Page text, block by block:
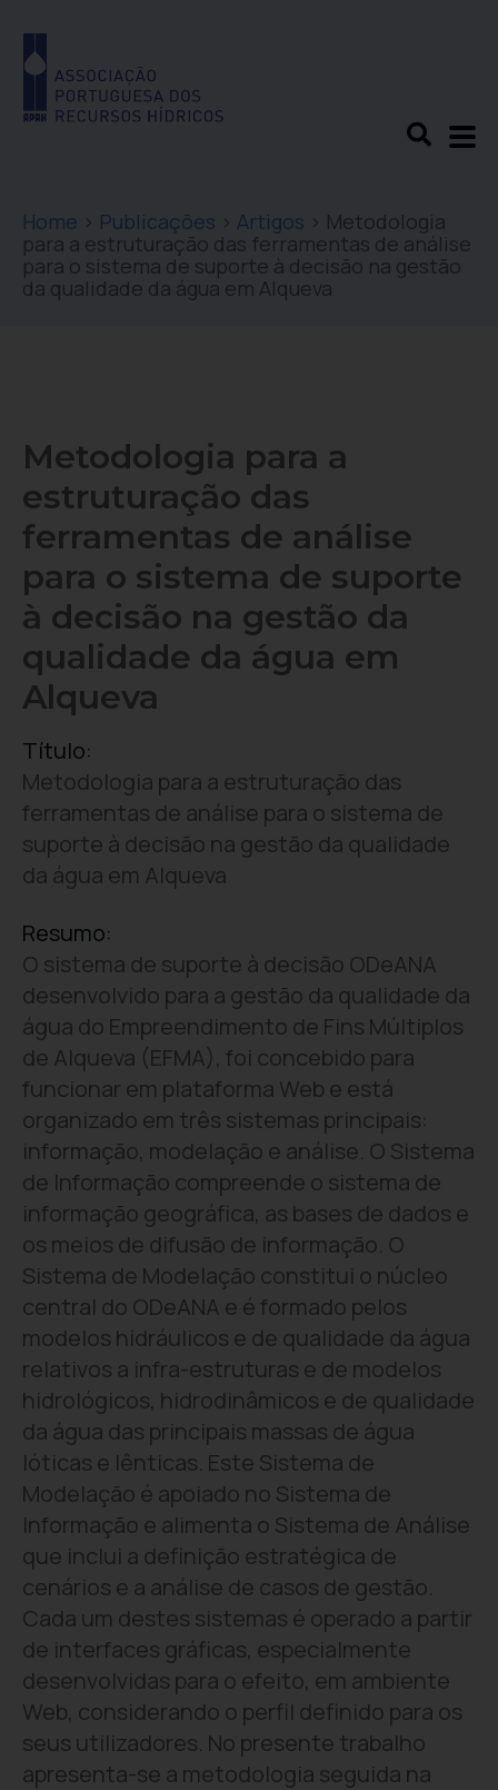
Home > Publicações > Artigos > Metodologia
para a estruturação das ferramentas de análise
para o sistema de suporte à decisão na gestão
da qualidade da água em Alqueva
Metodologia para a
estruturação das
ferramentas de análise
para o sistema de suporte
à decisão na gestão da
qualidade da água em
Alqueva
Título:
Metodologia para a estruturação das
ferramentas de análise para o sistema de
suporte à decisão na gestão da qualidade
da água em Alqueva
Resumo:
O sistema de suporte à decisão ODeANA
desenvolvido para a gestão da qualidade da
água do Empreendimento de Fins Múltiplos
de Alqueva (EFMA), foi concebido para
funcionar em plataforma Web e está
organizado em três sistemas principais:
informação, modelação e análise. O Sistema
de Informação compreende o sistema de
informação geográfica, as bases de dados e
os meios de difusão de informação. O
Sistema de Modelação constitui o núcleo
central do ODeANA e é formado pelos
modelos hidráulicos e de qualidade da água
relativos a infra-estruturas e de modelos
hidrológicos, hidrodinâmicos e de qualidade
da água das principais massas de água
lóticas e lênticas. Este Sistema de
Modelação é apoiado no Sistema de
Informação e alimenta o Sistema de Análise
que inclui a definição estratégica de
cenários e a análise de casos de gestão.
Cada um destes sistemas é operado a partir
de interfaces gráficas, especialmente
desenvolvidas para o efeito, em ambiente
Web, considerando o perfil definido para os
seus utilizadores. No presente trabalho
apresenta-se a metodologia seguida na